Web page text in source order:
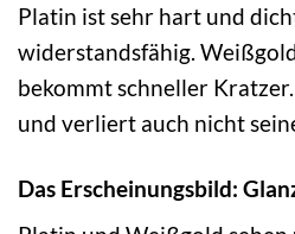
Platin ist sehr hart und
widerstandsfähig.
bekommt schneller
und verliert auch nicht
Das Erscheinungsbild: